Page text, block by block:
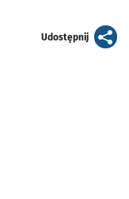
Udostępnijartykuł